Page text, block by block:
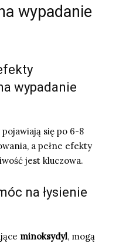
wypadanie
wypadanie
się po 6-8
a pełne efekty
jest kluczowa.
na łysienie
minoksydyl, mogą